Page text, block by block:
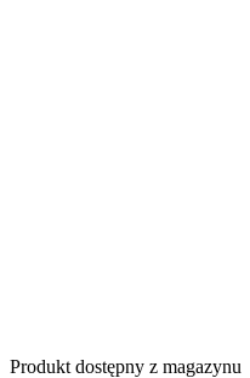
Produkt dostępny z magazynu